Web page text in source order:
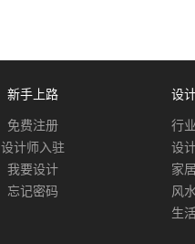
新手上路
免费注册
设计师入驻
我要设计
忘记密码
设
行
设
家
风
生